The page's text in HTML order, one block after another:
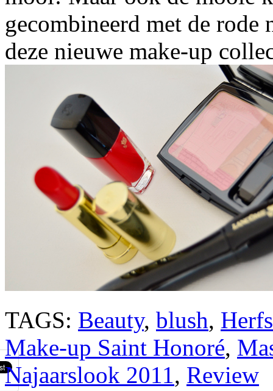
gecombineerd met de
deze nieuwe make-up
TAGS: Beauty, blush,
Make-up Saint Honoré,
Najaarslook 2011, Review